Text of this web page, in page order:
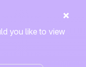
you like to view